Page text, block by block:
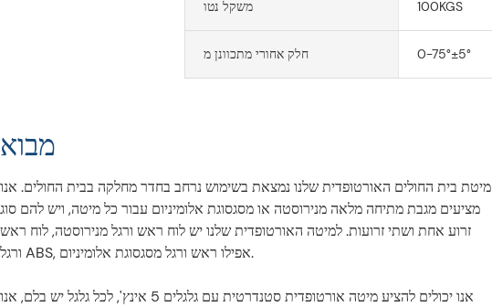
משקל נטו 100KGS
חלק אחורי מתכוונן מ 0-75°±5°
מבוא
מיטת בית החולים האורטופדית שלנו נמצאת בשימוש נרחב בחדר מחלקה בבית החולים. אנו
מציעים מגבת מתיחה מלאה מנירוסטה או מסגסוגת אלומיניום עבור כל מיטה, ויש להם סוג
זרוע אחת ושתי זרועות. למיטה האורטופדית שלנו יש לוח ראש ורגל מנירוסטה, לוח ראש
ורגל ABS, אפילו ראש ורגל מסגסוגת אלומיניום.
אנו יכולים להציע מיטה אורטופדית סטנדרטית עם גלגלים 5 אינץ', לכל גלגל יש בלם, אנו